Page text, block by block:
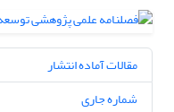
مقالات آماده انتشار
شماره جاری